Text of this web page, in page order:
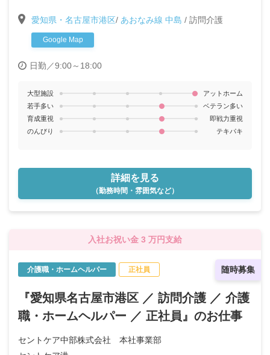
愛知県・名古屋市港区/ あおなみ線 中島 / 訪問介護
Google Map
日勤／9:00～18:00
大型施設
アットホーム
若手多い
ベテラン多い
育成重視
即戦力重視
のんびり
テキパキ
詳細を見る
（勤務時間・雰囲気など）
入社お祝い金 3 万円支給
随時募集
介護職・ホームヘルパー 正社員
『愛知県名古屋市港区 ／ 訪問介護 ／ 介護
職・ホームヘルパー ／ 正社員』のお仕事
セントケア中部株式会社 本社事業部